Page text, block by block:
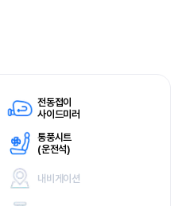
전동접이
사이드미러
통풍시트
(운전석)
내비게이션